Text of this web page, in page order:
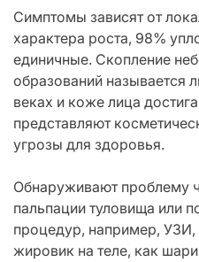
Симптомы зависят от
характера роста, 98%
единичные. Скопление
образований называется
веках и коже лица
представляют
угрозы для здоровья.
Обнаруживают проблему
пальпации туловища или
процедур, например, УЗИ,
жировик на теле, как